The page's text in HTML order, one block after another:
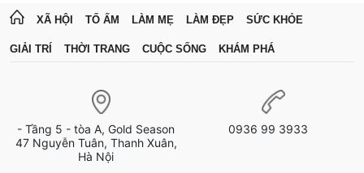
XÃ HỘI TỔ ẤM LÀM MẸ LÀM ĐẸP SỨC KHỎE
GIẢI TRÍ THỜI TRANG CUỘC SỐNG KHÁM PHÁ
- Tầng 5 - tòa A, Gold Season
47 Nguyễn Tuân, Thanh Xuân,
Hà Nội
0936 99 3933